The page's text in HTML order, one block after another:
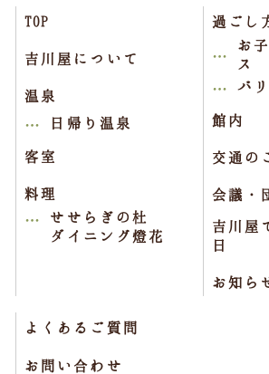
TOP
吉川屋について
温泉
日帰り温泉
客室
料理
せせらぎの杜
ダイニング燈花
過ごし
お
ス
バ
館内
交通の
会議・
吉川屋
日
お知ら
よくあるご質問
お問い合わせ